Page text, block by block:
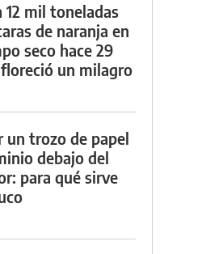
12 mil toneladas
de naranja en
seco hace 29
un milagro
un trozo de papel
debajo del
para qué sirve